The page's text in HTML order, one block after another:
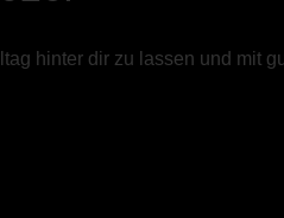
hinter dir zu lassen und mit